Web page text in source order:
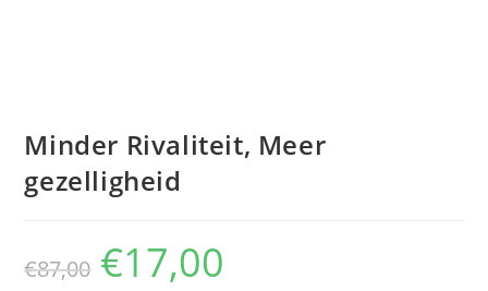
Minder Rivaliteit, Meer
gezelligheid
€87,00 €17,00